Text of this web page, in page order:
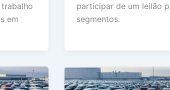
em
participar de um leilão
segmentos.